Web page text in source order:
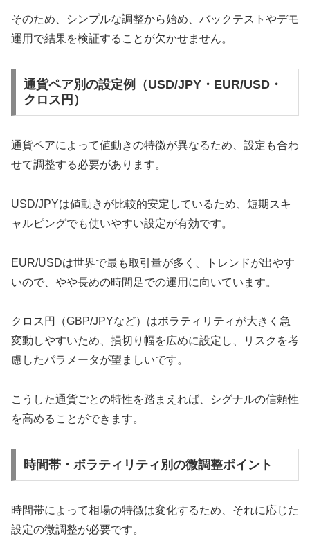
そのため、シンプルな調整から始め、バックテストやデモ
運用で結果を検証することが欠かせません。
通貨ペア別の設定例（USD/JPY・EUR/USD・
クロス円）
通貨ペアによって値動きの特徴が異なるため、設定も合わ
せて調整する必要があります。
USD/JPYは値動きが比較的安定しているため、短期スキ
ャルピングでも使いやすい設定が有効です。
EUR/USDは世界で最も取引量が多く、トレンドが出やす
いので、やや長めの時間足での運用に向いています。
クロス円（GBP/JPYなど）はボラティリティが大きく急
変動しやすいため、損切り幅を広めに設定し、リスクを考
慮したパラメータが望ましいです。
こうした通貨ごとの特性を踏まえれば、シグナルの信頼性
を高めることができます。
時間帯・ボラティリティ別の微調整ポイント
時間帯によって相場の特徴は変化するため、それに応じた
設定の微調整が必要です。